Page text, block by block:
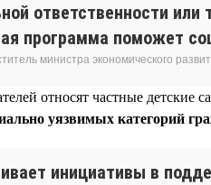
ответственности
программа поможет
министра экономического
относят частные
уязвимых категорий
инициативы в